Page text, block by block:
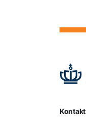
Kontakt